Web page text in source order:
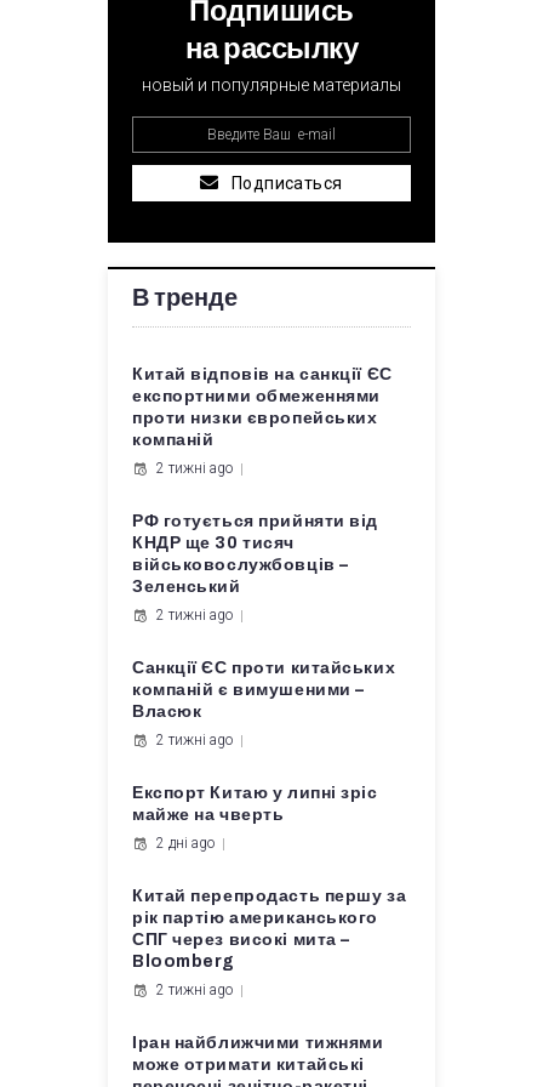
Подпишись
на рассылку
новый и популярные материалы
Подписаться
В тренде
Китай відповів на санкції ЄС
експортними обмеженнями
проти низки європейських
компаній
2 тижні ago
РФ готується прийняти від
КНДР ще 30 тисяч
військовослужбовців –
Зеленський
2 тижні ago
Санкції ЄС проти китайських
компаній є вимушеними –
Власюк
2 тижні ago
Експорт Китаю у липні зріс
майже на чверть
2 дні ago
Китай перепродасть першу за
рік партію американського
СПГ через високі мита –
Bloomberg
2 тижні ago
Іран найближчими тижнями
може отримати китайські